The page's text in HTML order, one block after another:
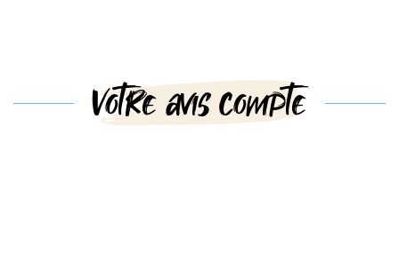
Votre avis compte